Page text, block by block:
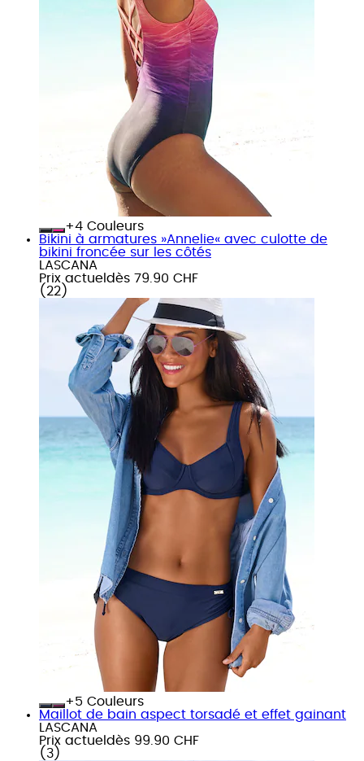
+
Couleurs
Bikini à armatures »Annelie« avec culotte de
bikini froncée sur les côtés
LASCANA
Prix actuel dès 79.90 CHF
( 22 )
+
Couleurs
Maillot de bain aspect torsadé et effet gainant
LASCANA
Prix actuel dès 99.90 CHF
( 3 )